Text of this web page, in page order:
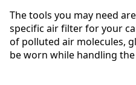
The tools you may need
specific air filter for your
of polluted air molecules,
be worn while handling